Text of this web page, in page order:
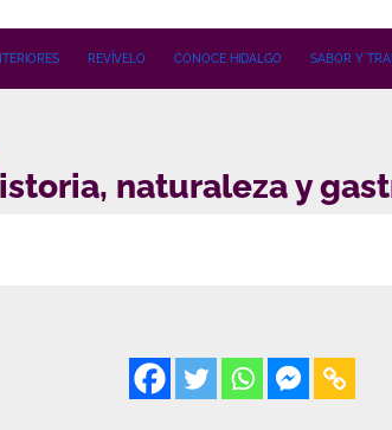
REVÍVELO CONOCE HIDALGO SABOR Y
naturaleza y